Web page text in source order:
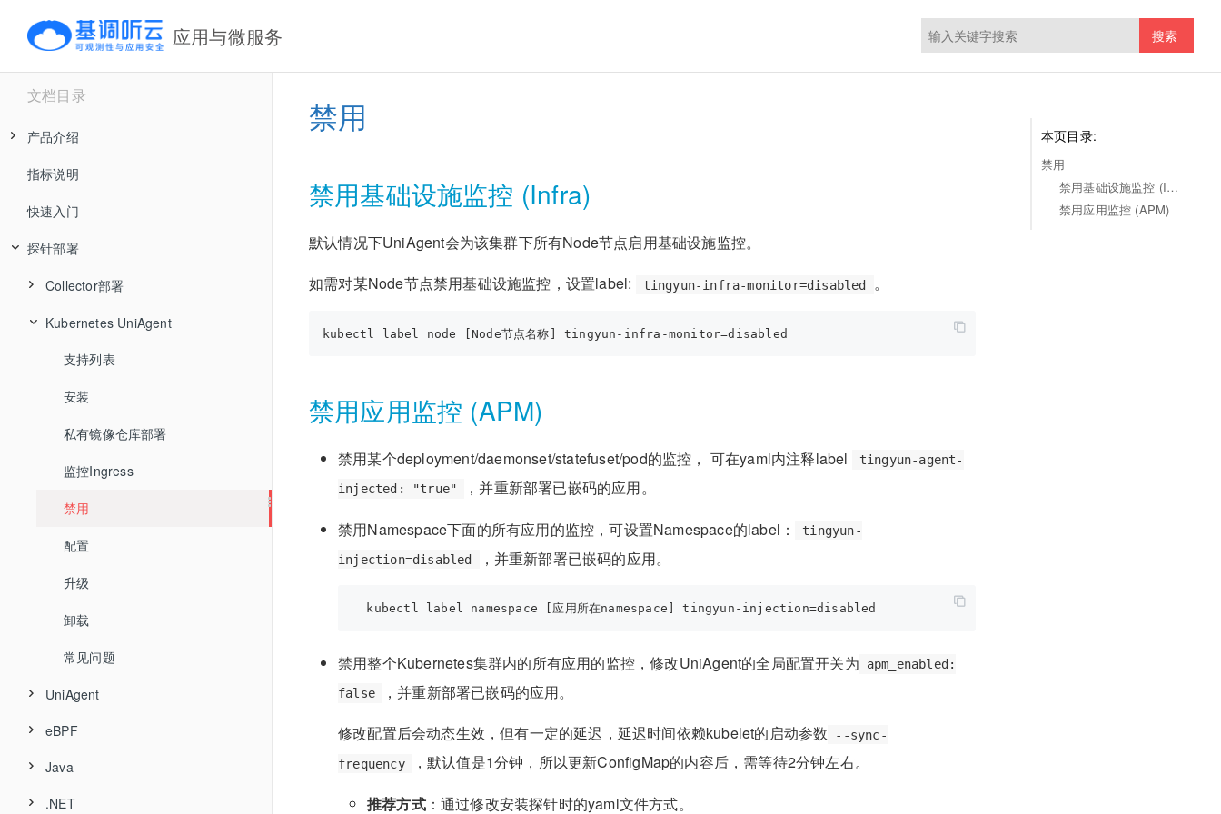
应用与微服务 搜索
文档目录
产品介绍
产品价值及典型场景
核心优势
工作原理
产品架构
安全和可靠性
指标说明
快速入门
探针部署
Collector部署
Collector在线部署
APM Collector离线部署
Collector配置
Kubernetes UniAgent
支持列表
安装
私有镜像仓库部署
监控Ingress
禁用
配置
升级
卸载
常见问题
UniAgent
UniAgent介绍
目录结构
平台和能力支持矩阵
eBPF
简介
部署
Java
简介
.NET
本页目录:
禁用
禁用基础设施监控 (Infra)
禁用应用监控 (APM)
禁用
禁用基础设施监控 (Infra)
默认情况下UniAgent会为该集群下所有Node节点启用基础设施监控。
如需对某Node节点禁用基础设施监控，设置label:
tingyun-infra-monitor=disabled 。
禁用应用监控 (APM)
禁用某个deployment/daemonset/statefuset/pod的监控， 可在yaml内注释label
tingyun-agent-
injected: "true"
，并重新部署已嵌码的应用。
禁用Namespace下面的所有应用的监控，可设置Namespace的label：
tingyun-
injection=disabled
，并重新部署已嵌码的应用。
禁用整个Kubernetes集群内的所有应用的监控，修改UniAgent的全局配置开关为
apm_enabled:
false
，并重新部署已嵌码的应用。
修改配置后会动态生效，但有一定的延迟，延迟时间依赖kubelet的启动参数
--sync-
frequency
，默认值是1分钟，所以更新ConfigMap的内容后，需等待2分钟左右。
推荐方式：通过修改安装探针时的yaml文件方式。